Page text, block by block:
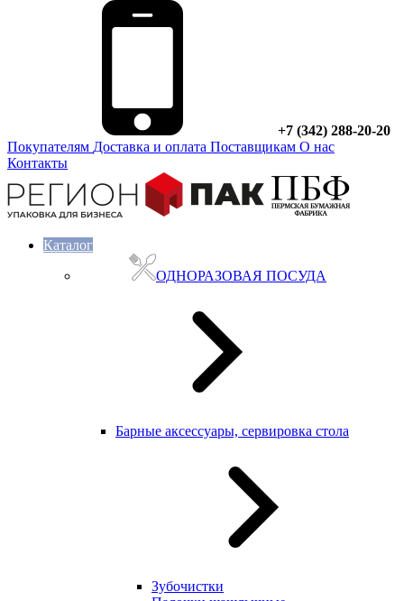
+7 (342) 288-20-20
Покупателям Доставка и оплата Поставщикам О нас
Контакты
Каталог
ОДНОРАЗОВАЯ ПОСУДА
Барные аксессуары, сервировка стола
Зубочистки